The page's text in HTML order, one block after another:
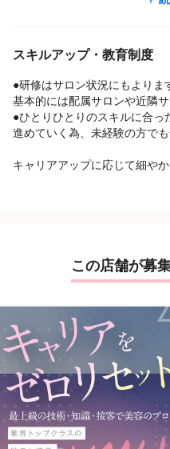
【お客様年齢層】
10代〜 5% / 20代〜 20% / 30
5%
【お客様層】
痩身では30代〜40代が中心だ
い
【お客様単価】
約 50,000円〜200,000円 / 1人
スキルアップ・教育制度
●研修はサロン状況にもよりま
基本的には配属サロンや近隣サ
●ひとりひとりのスキルに合っ
進めていく為、未経験の方で
キャリアアップに応じて細や
この店舗が募